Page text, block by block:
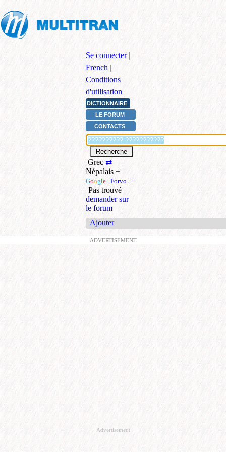
Se connecter |
French |
Conditions
d'utilisation
DICTIONNAIRE
LE FORUM
CONTACTS
Grec ⇄
Népalais +
Google | Forvo | +
Pas trouvé
demander sur
le forum
Ajouter
ADVERTISEMENT
Advertisement